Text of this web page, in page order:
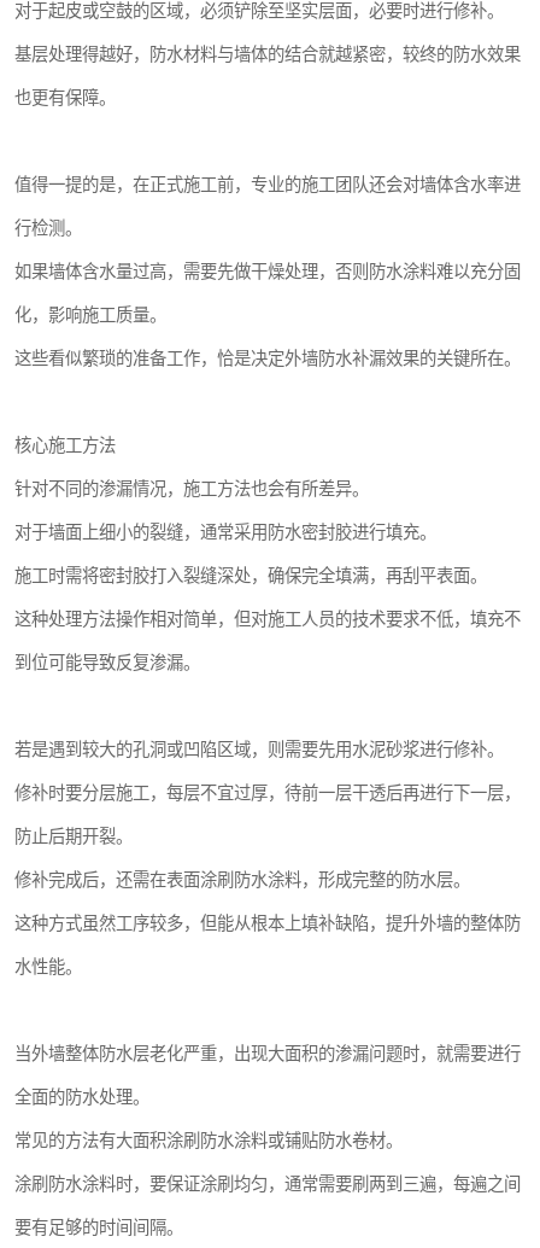
对于起皮或空鼓的区域，必须铲除至坚实层面，必要时进行修补。
基层处理得越好，防水材料与墙体的结合就越紧密，较终的防水效果
也更有保障。
值得一提的是，在正式施工前，专业的施工团队还会对墙体含水率进
行检测。
如果墙体含水量过高，需要先做干燥处理，否则防水涂料难以充分固
化，影响施工质量。
这些看似繁琐的准备工作，恰是决定外墙防水补漏效果的关键所在。
核心施工方法
针对不同的渗漏情况，施工方法也会有所差异。
对于墙面上细小的裂缝，通常采用防水密封胶进行填充。
施工时需将密封胶打入裂缝深处，确保完全填满，再刮平表面。
这种处理方法操作相对简单，但对施工人员的技术要求不低，填充不
到位可能导致反复渗漏。
若是遇到较大的孔洞或凹陷区域，则需要先用水泥砂浆进行修补。
修补时要分层施工，每层不宜过厚，待前一层干透后再进行下一层，
防止后期开裂。
修补完成后，还需在表面涂刷防水涂料，形成完整的防水层。
这种方式虽然工序较多，但能从根本上填补缺陷，提升外墙的整体防
水性能。
当外墙整体防水层老化严重，出现大面积的渗漏问题时，就需要进行
全面的防水处理。
常见的方法有大面积涂刷防水涂料或铺贴防水卷材。
涂刷防水涂料时，要保证涂刷均匀，通常需要刷两到三遍，每遍之间
要有足够的时间间隔。